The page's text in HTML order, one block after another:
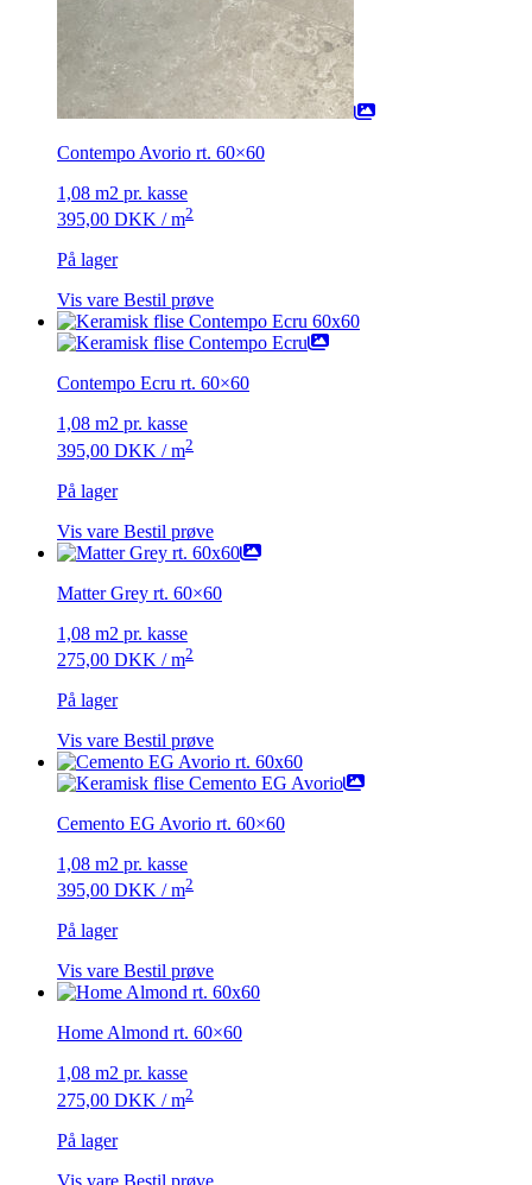
Contempo Avorio rt. 60×60
1,08 m2 pr. kasse
395,00 DKK / m2
På lager
Vis vare Bestil prøve
Contempo Ecru rt. 60×60
1,08 m2 pr. kasse
395,00 DKK / m2
På lager
Vis vare Bestil prøve
Matter Grey rt. 60×60
1,08 m2 pr. kasse
275,00 DKK / m2
På lager
Vis vare Bestil prøve
Cemento EG Avorio rt. 60×60
1,08 m2 pr. kasse
395,00 DKK / m2
På lager
Vis vare Bestil prøve
Home Almond rt. 60×60
1,08 m2 pr. kasse
275,00 DKK / m2
På lager
Vis vare Bestil prøve